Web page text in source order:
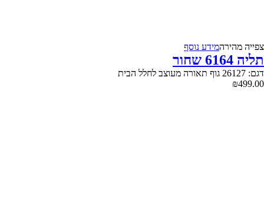
צפייה‬ ‫מהירה‬מידע נוסף
תליה 6164 שחור
דגם: 26127 גוף תאורה מעוצב לחלל הבית
₪499.00